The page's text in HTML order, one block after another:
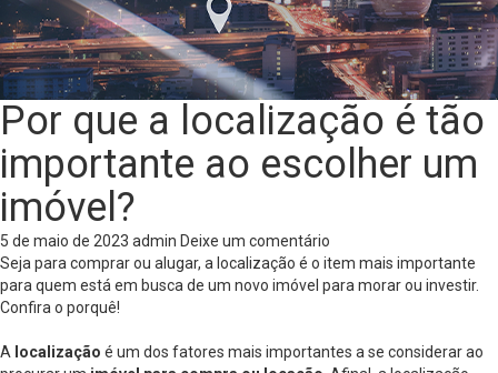
Por que a localização é tão
importante ao escolher um
imóvel?
5 de maio de 2023 admin Deixe um comentário
Seja para comprar ou alugar, a localização é o item mais importante
para quem está em busca de um novo imóvel para morar ou investir.
Confira o porquê!
A localização é um dos fatores mais importantes a se considerar ao